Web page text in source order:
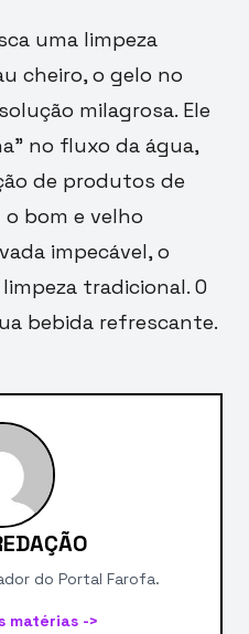
uma limpeza
cheiro, o gelo no
milagrosa. Ele
no fluxo da água,
de produtos de
bom e velho
impecável, o
tradicional. O
bebida refrescante.
do Portal Farofa.
matérias ->